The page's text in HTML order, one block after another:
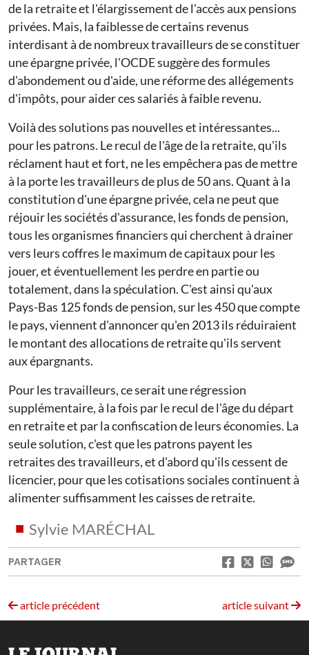
de la retraite et l'élargissement de l'accès aux pensions
privées. Mais, la faiblesse de certains revenus
interdisant à de nombreux travailleurs de se constituer
une épargne privée, l'OCDE suggère des formules
d'abondement ou d'aide, une réforme des allégements
d'impôts, pour aider ces salariés à faible revenu.
Voilà des solutions pas nouvelles et intéressantes...
pour les patrons. Le recul de l'âge de la retraite, qu'ils
réclament haut et fort, ne les empêchera pas de mettre
à la porte les travailleurs de plus de 50 ans. Quant à la
constitution d'une épargne privée, cela ne peut que
réjouir les sociétés d'assurance, les fonds de pension,
tous les organismes financiers qui cherchent à drainer
vers leurs coffres le maximum de capitaux pour les
jouer, et éventuellement les perdre en partie ou
totalement, dans la spéculation. C'est ainsi qu'aux
Pays-Bas 125 fonds de pension, sur les 450 que compte
le pays, viennent d'annoncer qu'en 2013 ils réduiraient
le montant des allocations de retraite qu'ils servent
aux épargnants.
Pour les travailleurs, ce serait une régression
supplémentaire, à la fois par le recul de l'âge du départ
en retraite et par la confiscation de leurs économies. La
seule solution, c'est que les patrons payent les
retraites des travailleurs, et d'abord qu'ils cessent de
licencier, pour que les cotisations sociales continuent à
alimenter suffisamment les caisses de retraite.
Sylvie MARÉCHAL
PARTAGER
article précédent article suivant